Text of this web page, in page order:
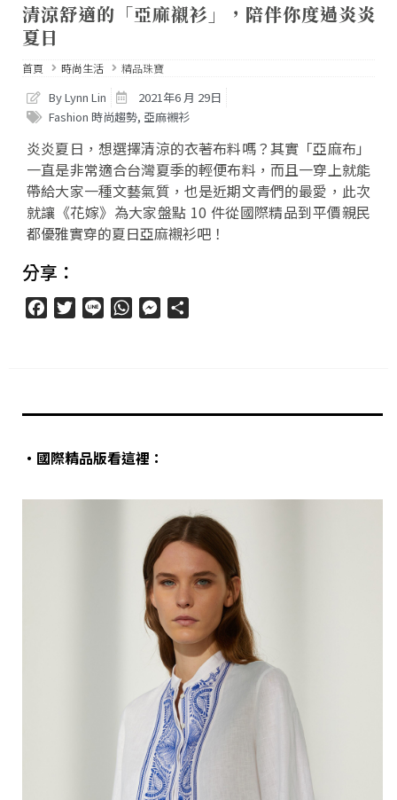
清涼舒適的「亞麻襯衫」，陪伴你度過炎炎
夏日
首頁 時尚生活 精品珠寶
By Lynn Lin
2021年6 月 29日
Fashion 時尚趨勢, 亞麻襯衫
炎炎夏日，想選擇清涼的衣著布料嗎？其實「亞麻布」
一直是非常適合台灣夏季的輕便布料，而且一穿上就能
帶給大家一種文藝氣質，也是近期文青們的最愛，此次
就讓《花嫁》為大家盤點 10 件從國際精品到平價親民
都優雅實穿的夏日亞麻襯衫吧！
分享：
FacebookTwitter
Line WhatsAppMessenger
‧國際精品版看這裡：